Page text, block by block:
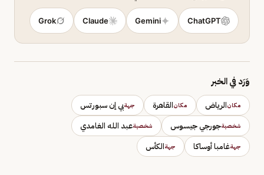
ChatGPT
Gemini
Claude
Grok
وَرَد في الخبر
مكانالرياض مكانالقاهرة جهةبي إن سبورتس
شخصيةجورجي جيسوس شخصيةعبد الله الغامدي
جهةغامبا أوساكا جهةالكأس